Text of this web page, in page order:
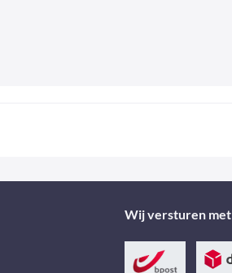
Wij versturen met